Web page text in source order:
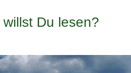
Du lesen?